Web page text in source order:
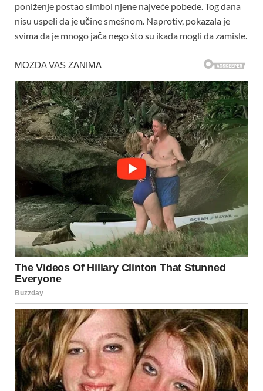
poniženje postao simbol njene najveće pobede. Tog dana
nisu uspeli da je učine smešnom. Naprotiv, pokazala je
svima da je mnogo jača nego što su ikada mogli da zamisle.